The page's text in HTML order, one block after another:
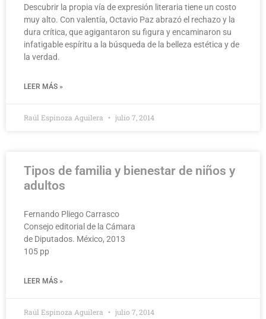
Descubrir la propia vía de expresión literaria tiene un costo
muy alto. Con valentía, Octavio Paz abrazó el rechazo y la
dura crítica, que agigantaron su figura y encaminaron su
infatigable espíritu a la búsqueda de la belleza estética y de
la verdad.
LEER MÁS »
Raúl Espinoza Aguilera julio 7, 2014
Tipos de familia y bienestar de niños y
adultos
Fernando Pliego Carrasco
Consejo editorial de la Cámara
de Diputados. México, 2013
105 pp
LEER MÁS »
Raúl Espinoza Aguilera julio 7, 2014